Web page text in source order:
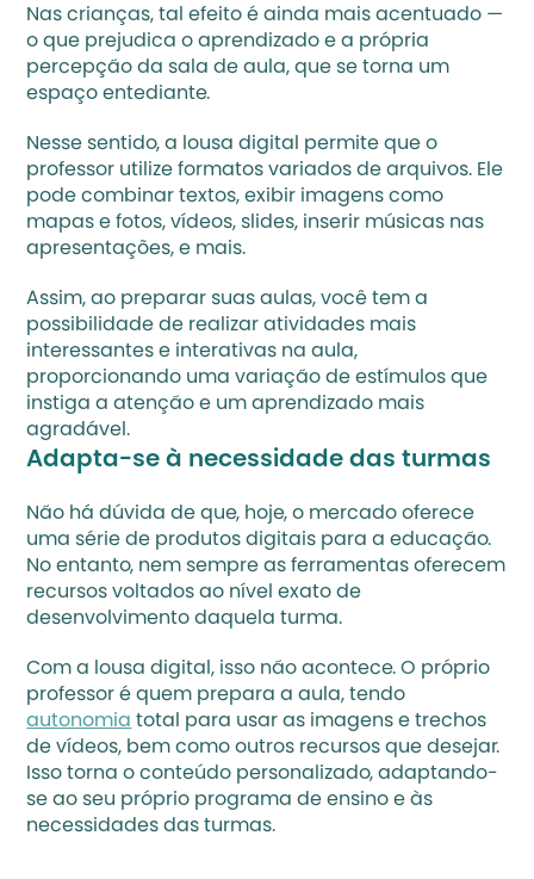
Nas crianças, tal efeito é ainda mais acentuado —
o que prejudica o aprendizado e a própria
percepção da sala de aula, que se torna um
espaço entediante.
Nesse sentido, a lousa digital permite que o
professor utilize formatos variados de arquivos. Ele
pode combinar textos, exibir imagens como
mapas e fotos, vídeos, slides, inserir músicas nas
apresentações, e mais.
Assim, ao preparar suas aulas, você tem a
possibilidade de realizar atividades mais
interessantes e interativas na aula,
proporcionando uma variação de estímulos que
instiga a atenção e um aprendizado mais
agradável.
Adapta-se à necessidade das turmas
Não há dúvida de que, hoje, o mercado oferece
uma série de produtos digitais para a educação.
No entanto, nem sempre as ferramentas oferecem
recursos voltados ao nível exato de
desenvolvimento daquela turma.
Com a lousa digital, isso não acontece. O próprio
autonomia total para usar as imagens e trechos
de vídeos, bem como outros recursos que desejar.
Isso torna o conteúdo personalizado, adaptando-
se ao seu próprio programa de ensino e às
necessidades das turmas.